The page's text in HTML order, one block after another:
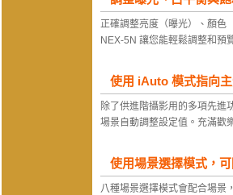
正確調整亮度（曝光）、顏色
NEX-5N 讓您能輕鬆調整和預
使用 iAuto 模式指向
除了供進階攝影用的多項先進
場景自動調整設定值。充滿歡
使用場景選擇模式，
八種場景選擇模式會配合場景